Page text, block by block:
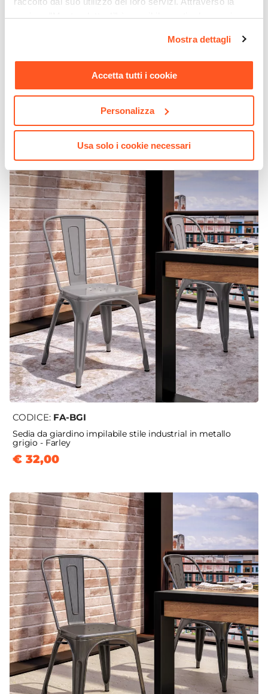
sezione "Mostra dettagli" è possibile gestire le proprie
momento. Per maggiori informazioni si invita a leggere la
nostraCookie Policy.
Mostra dettagli
Accetta tutti i cookie
Personalizza
Usa solo i cookie necessari
Sedia da giardino impilabile stile industrial in metallo
CODICE: FA-BGI
Sedia da giardino impilabile stile industrial in metallo
grigio - Farley
€ 32,00